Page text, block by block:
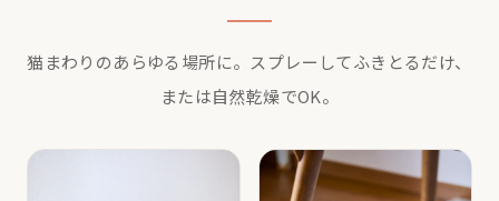
猫まわりのあらゆる場所に。スプレーしてふきとるだけ、
または自然乾燥でOK。